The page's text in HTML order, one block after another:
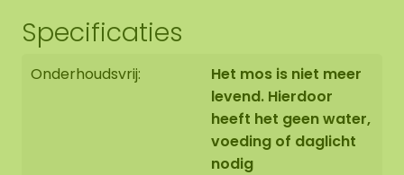
Specificaties
Onderhoudsvrij:
Het mos is niet meer
levend. Hierdoor
heeft het geen water,
voeding of daglicht
nodig